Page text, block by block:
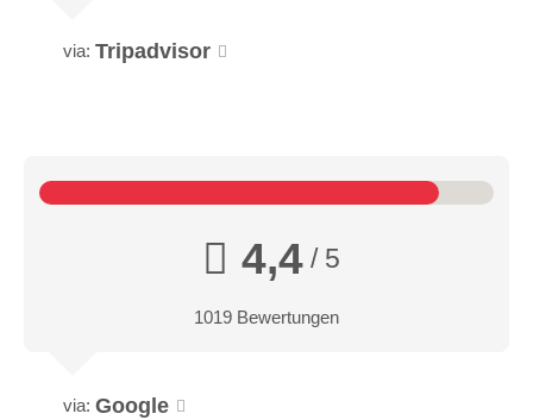
via: Tripadvisor
4,4/ 5
1019 Bewertungen
via: Google